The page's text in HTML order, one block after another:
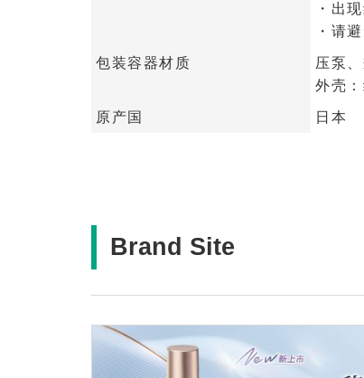
・出
・请
包装容器材质
压泵
外壳
原产国 日本
Brand Site